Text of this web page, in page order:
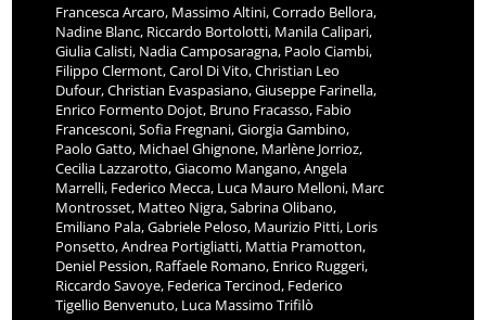
Francesca Arcaro, Massimo Altini, Corrado Bellora,
Nadine Blanc, Riccardo Bortolotti, Manila Calipari,
Giulia Calisti, Nadia Camposaragna, Paolo Ciambi,
Filippo Clermont, Carol Di Vito, Christian Leo
Dufour, Christian Evaspasiano, Giuseppe Farinella,
Enrico Formento Dojot, Bruno Fracasso, Fabio
Francesconi, Sofia Fregnani, Giorgia Gambino,
Paolo Gatto, Michael Ghignone, Marlène Jorrioz,
Cecilia Lazzarotto, Giacomo Mangano, Angela
Marrelli, Federico Mecca, Luca Mauro Melloni, Marc
Montrosset, Matteo Nigra, Sabrina Olibano,
Emiliano Pala, Gabriele Peloso, Maurizio Pitti, Loris
Ponsetto, Andrea Portigliatti, Mattia Pramotton,
Deniel Pession, Raffaele Romano, Enrico Ruggeri,
Riccardo Savoye, Federica Tercinod, Federico
Tigellio Benvenuto, Luca Massimo Trifilò